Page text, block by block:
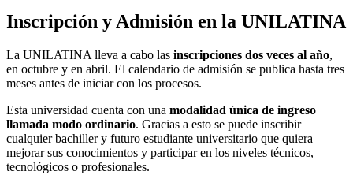
Inscripción y Admisión en la UNILATINA
La UNILATINA lleva a cabo las inscripciones dos veces al año,
en octubre y en abril. El calendario de admisión se publica hasta tres
meses antes de iniciar con los procesos.
Esta universidad cuenta con una modalidad única de ingreso
llamada modo ordinario. Gracias a esto se puede inscribir
cualquier bachiller y futuro estudiante universitario que quiera
mejorar sus conocimientos y participar en los niveles técnicos,
tecnológicos o profesionales.